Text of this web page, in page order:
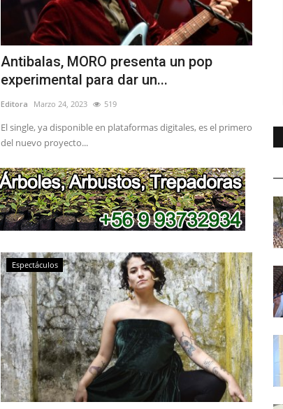
Antibalas, MORO presenta un pop
experimental para dar un...
Editora Marzo 24, 2023 519
El single, ya disponible en plataformas digitales, es el primero
del nuevo proyecto...
Espectáculos